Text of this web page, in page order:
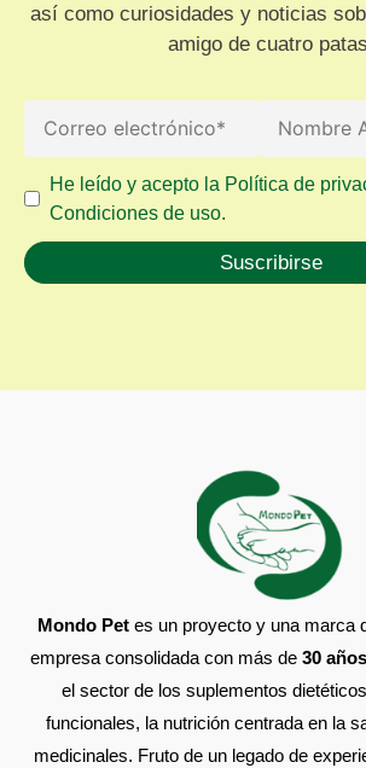
así como curiosidades y noticias
amigo de cuatro
He leído y acepto la Política de
Condiciones de uso.
Mondo Petes un proyecto y una marca
empresa consolidada con más de 30 años
el sector de los suplementos
funcionales, la nutrición centrada en la
medicinales. Fruto de un legado de